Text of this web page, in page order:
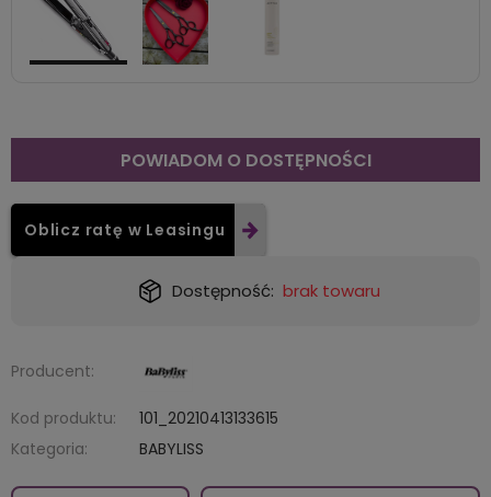
POWIADOM O DOSTĘPNOŚCI
Oblicz ratę w Leasingu
Dostępność: brak towaru
Producent:
Kod produktu:
101_20210413133615
Kategoria:
BABYLISS